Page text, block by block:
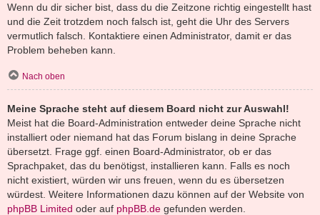
Wenn du dir sicher bist, dass du die Zeitzone richtig eingestellt hast
und die Zeit trotzdem noch falsch ist, geht die Uhr des Servers
vermutlich falsch. Kontaktiere einen Administrator, damit er das
Problem beheben kann.
Nach oben
Meine Sprache steht auf diesem Board nicht zur Auswahl!
Meist hat die Board-Administration entweder deine Sprache nicht
installiert oder niemand hat das Forum bislang in deine Sprache
übersetzt. Frage ggf. einen Board-Administrator, ob er das
Sprachpaket, das du benötigst, installieren kann. Falls es noch
nicht existiert, würden wir uns freuen, wenn du es übersetzen
würdest. Weitere Informationen dazu können auf der Website von
phpBB Limited oder auf phpBB.de gefunden werden.